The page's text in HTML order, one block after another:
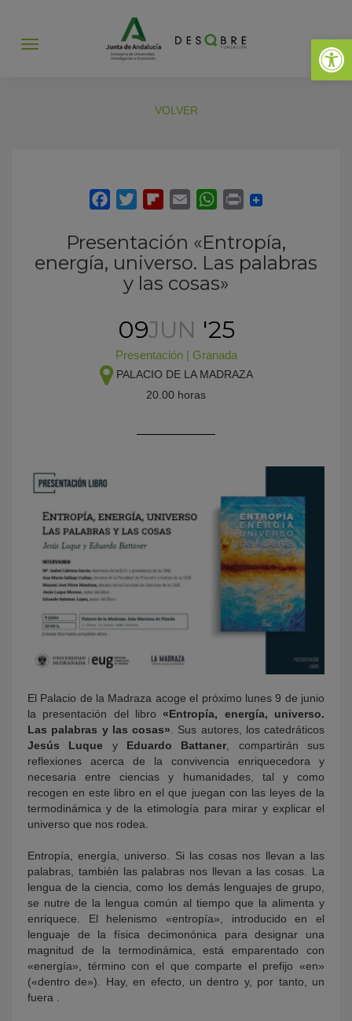
Abrir
Abrir
VOLVER
Presentación «Entropía,
energía, universo. Las palabras
y las cosas»
09JUN '25
Presentación| Granada
PALACIO DE LA MADRAZA
20.00 horas
El Palacio de la Madraza acoge el próximo lunes 9 de junio
la presentación del libro«Entropía, energía, universo.
Las palabras y las cosas» . Sus autores, los catedráticos
Jesús Luque y Eduardo Battaner , compartirán sus
reflexiones acerca de la convivencia enriquecedora y
necesaria entre ciencias y humanidades, tal y como
recogen en este libro en el que juegan con las leyes de la
termodinámica y de la etimología para mirar y explicar el
universo que nos rodea.
Entropía, energía, universo. Si las cosas nos llevan a las
palabras, también las palabras nos llevan a las cosas. La
lengua de la ciencia, como los demás lenguajes de grupo,
se nutre de la lengua común al tiempo que la alimenta y
enriquece. El helenismo «entropía», introducido en el
lenguaje de la física decimonónica para designar una
magnitud de la termodinámica, está emparentado con
«energía», término con el que comparte el prefijo «en»
(«dentro de»). Hay, en efecto, un dentro y, por tanto, un
fuera .